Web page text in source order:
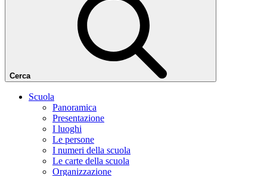
Cerca
Scuola
Panoramica
Presentazione
I luoghi
Le persone
I numeri della scuola
Le carte della scuola
Organizzazione